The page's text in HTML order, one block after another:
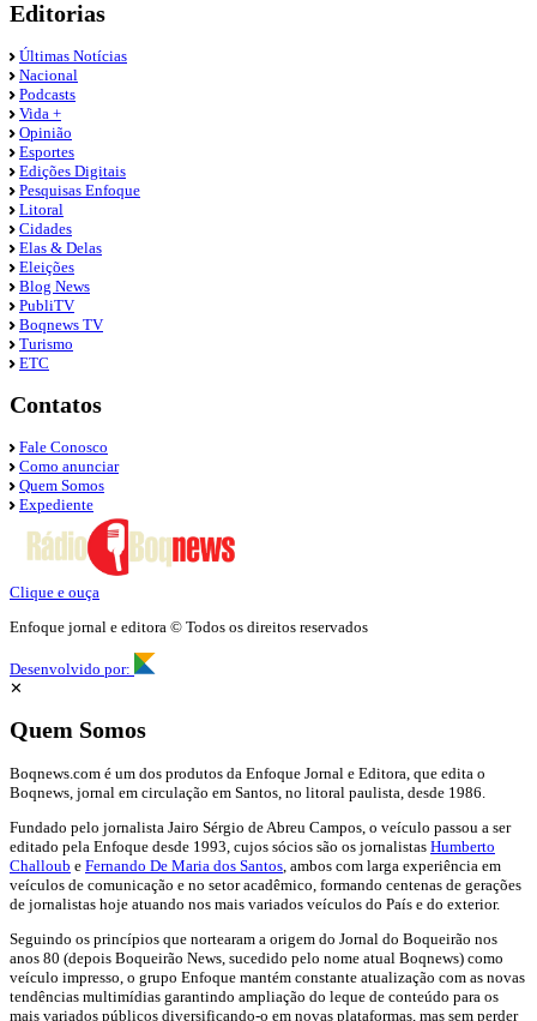
Editorias
Últimas Notícias
Nacional
Podcasts
Vida +
Opinião
Esportes
Edições Digitais
Pesquisas Enfoque
Litoral
Cidades
Elas & Delas
Eleições
Blog News
PubliTV
Boqnews TV
Turismo
ETC
Contatos
Fale Conosco
Como anunciar
Quem Somos
Expediente
Clique e ouça
Enfoque jornal e editora © Todos os direitos reservados
Desenvolvido por:
✕
Quem Somos
Boqnews.com é um dos produtos da Enfoque Jornal e Editora, que edita o
Boqnews, jornal em circulação em Santos, no litoral paulista, desde 1986.
Fundado pelo jornalista Jairo Sérgio de Abreu Campos, o veículo passou a ser
editado pela Enfoque desde 1993, cujos sócios são os jornalistas Humberto
Challoub e Fernando De Maria dos Santos , ambos com larga experiência em
veículos de comunicação e no setor acadêmico, formando centenas de gerações
de jornalistas hoje atuando nos mais variados veículos do País e do exterior.
Seguindo os princípios que nortearam a origem do Jornal do Boqueirão nos
anos 80 (depois Boqueirão News, sucedido pelo nome atual Boqnews) como
veículo impresso, o grupo Enfoque mantém constante atualização com as novas
tendências multimídias garantindo ampliação do leque de conteúdo para os
mais variados públicos diversificando-o em novas plataformas, mas sem perder